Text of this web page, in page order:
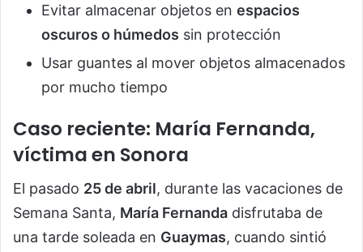
Evitar almacenar objetos en espacios
oscuros o húmedos sin protección
Usar guantes al mover objetos almacenados
por mucho tiempo
Caso reciente: María Fernanda,
víctima en Sonora
El pasado 25 de abril, durante las vacaciones de
Semana Santa, María Fernanda disfrutaba de
una tarde soleada en Guaymas, cuando sintió